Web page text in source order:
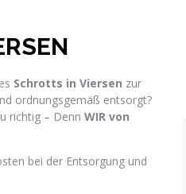
Schrotts in Viersen zur
ordnungsgemäß entsorgt?
richtig – Denn WIR von
bei der Entsorgung und